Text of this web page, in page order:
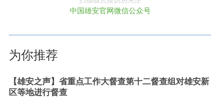
中国雄安官网微信公众号
为你推荐
【雄安之声】省重点工作大督查第十二督查组对雄安新
区等地进行督查